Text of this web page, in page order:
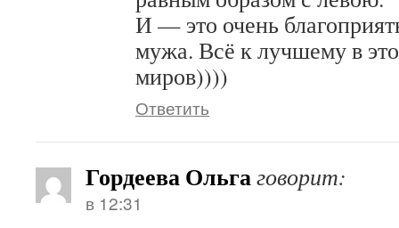
И — это очень
мужа. Всё к лучшему в
миров))))
Ответить
Гордеева Ольгаговорит:
в 12:31